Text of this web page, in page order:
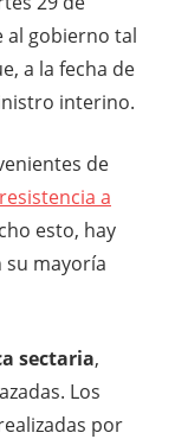
al gobierno tal
a la fecha de
interino.
de
a
esto, hay
su mayoría
sectaria,
Los
por